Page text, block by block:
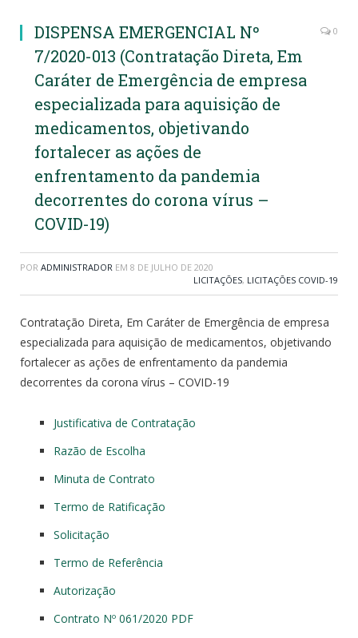
DISPENSA EMERGENCIAL Nº
7/2020-013 (Contratação Direta, Em
Caráter de Emergência de empresa
especializada para aquisição de
medicamentos, objetivando
fortalecer as ações de
enfrentamento da pandemia
decorrentes do corona vírus –
COVID-19)
0
POR ADMINISTRADOR EM 8 DE JULHO DE 2020
LICITAÇÕES, LICITAÇÕES COVID-19
Contratação Direta, Em Caráter de Emergência de empresa
especializada para aquisição de medicamentos, objetivando
fortalecer as ações de enfrentamento da pandemia
decorrentes da corona vírus – COVID-19
Justificativa de Contratação
Razão de Escolha
Minuta de Contrato
Termo de Ratificação
Solicitação
Termo de Referência
Autorização
Contrato Nº 061/2020 PDF